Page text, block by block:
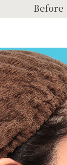
Before